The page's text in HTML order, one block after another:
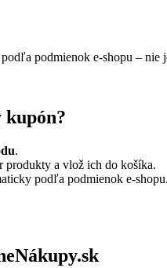
podmienok e-shopu –
.
produkty a vlož ich do košíka.
podľa podmienok e-shopu.